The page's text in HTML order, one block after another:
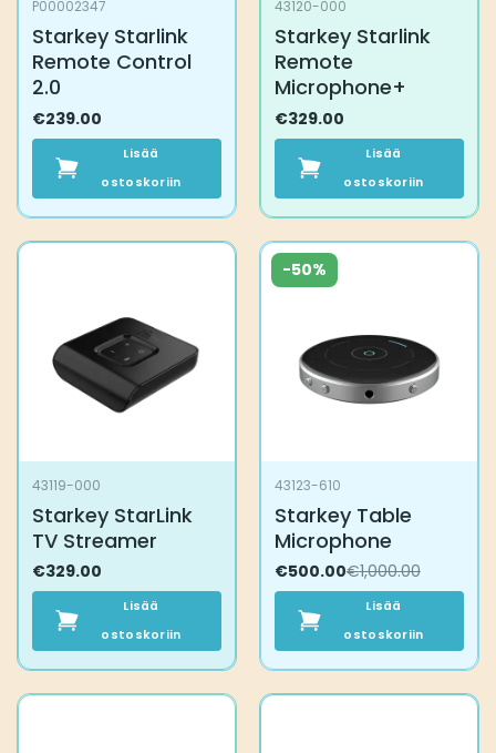
P00002347
Starkey Starlink
Remote Control
2.0
€239.00
Lisää
ostoskoriin
43120-000
Starkey Starlink
Remote
Microphone+
€329.00
Lisää
ostoskoriin
43119-000
Starkey StarLink
TV Streamer
€329.00
Lisää
ostoskoriin
-50%
43123-610
Starkey Table
Microphone
€1,000.00
Alkuperäinen
oli:
€1,000.00.
€500.00
Nykyinen
on:
€500.00.
Lisää
ostoskoriin